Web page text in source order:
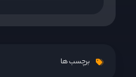
برچسب ها